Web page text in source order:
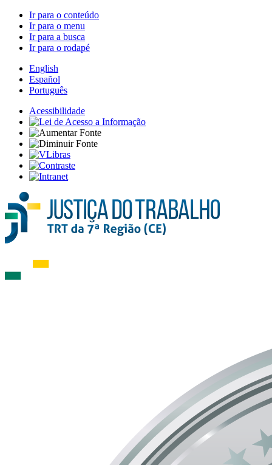
Ir para o conteúdo
Ir para o menu
Ir para a busca
Ir para o rodapé
English
Español
Português
Acessibilidade